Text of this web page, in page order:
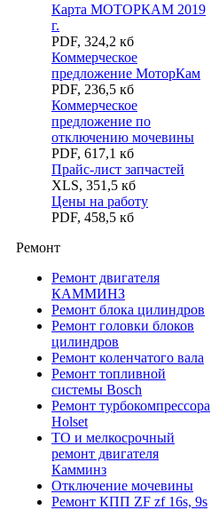
Карта МОТОРКАМ 2019
г.
PDF, 324,2 кб
Коммерческое
предложение МоторКам
PDF, 236,5 кб
Коммерческое
предложение по
отключению мочевины
PDF, 617,1 кб
Прайс-лист запчастей
XLS, 351,5 кб
Цены на работу
PDF, 458,5 кб
Ремонт
Ремонт двигателя
КАММИНЗ
Ремонт блока цилиндров
Ремонт головки блоков
цилиндров
Ремонт коленчатого вала
Ремонт топливной
системы Bosch
Ремонт турбокомпрессора
Holset
ТО и мелкосрочный
ремонт двигателя
Камминз
Отключение мочевины
Ремонт КПП ZF zf 16s, 9s